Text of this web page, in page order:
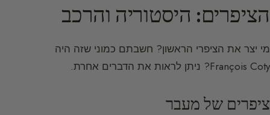
הציפרים: היסטוריה והרכב
מי יצר את הציפרי הראשון? חשבתם כמוני שזה היה
François Coty? ניתן לראות את הדברים אחרת.
ציפרים של מעבר